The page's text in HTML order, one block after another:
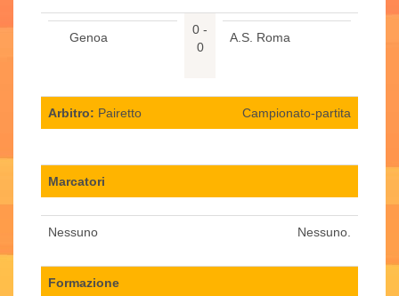
Genoa
0 -
0
A.S. Roma
Arbitro: Pairetto Campionato-partita
Marcatori
Nessuno Nessuno.
Formazione